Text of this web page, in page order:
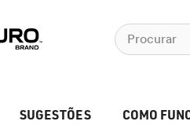
SUGESTÕES COMO